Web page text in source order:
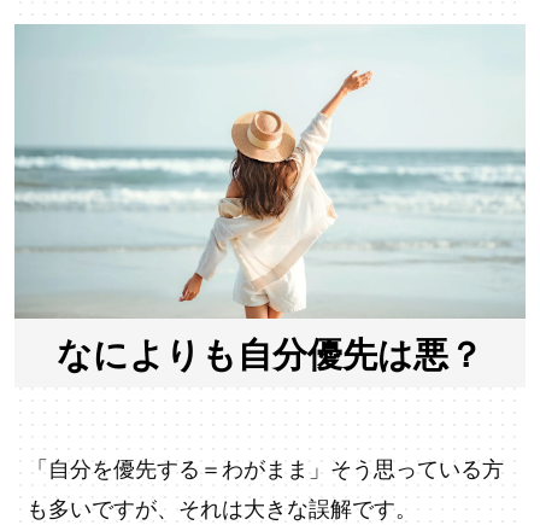
なによりも自分優先は悪？
「自分を優先する＝わがまま」そう思っている方
も多いですが、それは大きな誤解です。